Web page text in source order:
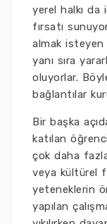
yerel halkı da
fırsatı
almak isteyen
yanı sıra
oluyorlar.
bağlantılar
Bir başka
katılan
çok daha
veya kültürel
yeteneklerin
yapılan